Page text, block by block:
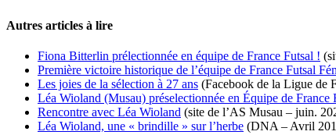
Autres articles à lire
Fiona Bitterlin prélectionnée en équipe de France Futsal !
Première victoire historique de l’équipe de France Futsal
Les joies de la sélection à 27 ans (Facebook de la Ligue de
Léa Wioland (Musau) préselectionnée en Équipe de France
Rencontre avec Léa Wioland (site de l’AS Musau – juin.
Léa Wioland, une « brindille » sur l’herbe (DNA – Avril